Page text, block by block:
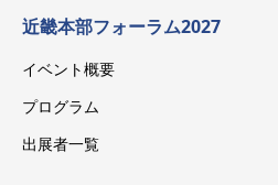
近畿本部フォーラム2027
イベント概要
プログラム
出展者一覧